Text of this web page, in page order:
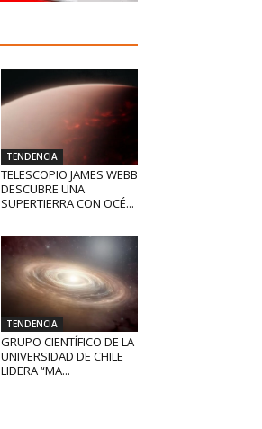
TENDENCIA
TELESCOPIO JAMES WEBB
DESCUBRE UNA
SUPERTIERRA CON OCÉ...
TENDENCIA
GRUPO CIENTÍFICO DE LA
UNIVERSIDAD DE CHILE
LIDERA “MA...